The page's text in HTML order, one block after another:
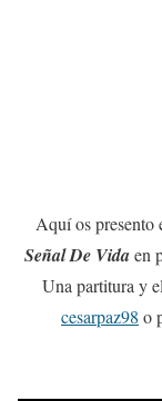
Aquí os presento
Señal De Vidaen
Una partitura y
cesarpaz98 o